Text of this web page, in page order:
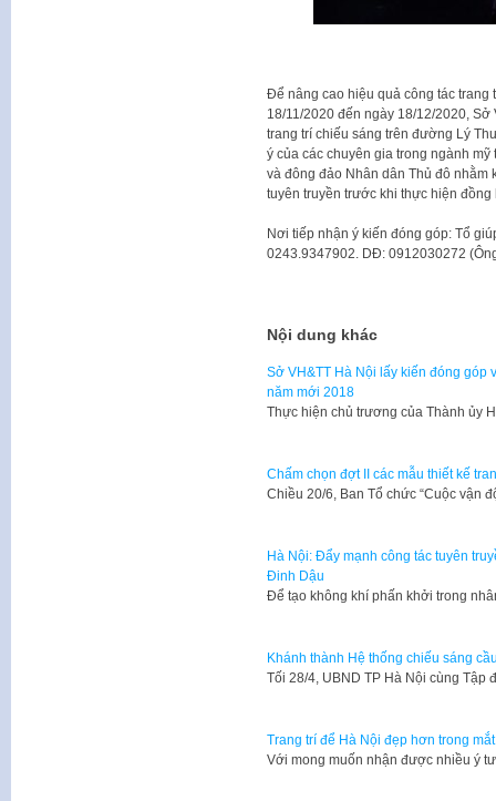
Để nâng cao hiệu quả công tác trang
18/11/2020 đến ngày 18/12/2020,
trang trí chiếu sáng trên đường Lý
ý của các chuyên gia trong ngành
và đông đảo Nhân dân Thủ đô nhằm
tuyên truyền trước khi thực hiện
Nơi tiếp nhận ý kiến đóng góp: Tổ
0243.9347902. DĐ: 0912030272
Nội dung khác
Sở VH&TT Hà Nội lấy kiến đóng góp
năm mới 2018
Thực hiện chủ trương của Thành ủy
Chấm chọn đợt II các mẫu thiết kế
Chiều 20/6, Ban Tổ chức “Cuộc vận
Hà Nội: Đẩy mạnh công tác tuyên
Đinh Dậu
Để tạo không khí phấn khởi trong
Khánh thành Hệ thống chiếu sáng
Tối 28/4, UBND TP Hà Nội cùng
Trang trí để Hà Nội đẹp hơn trong
Với mong muốn nhận được nhiều ý